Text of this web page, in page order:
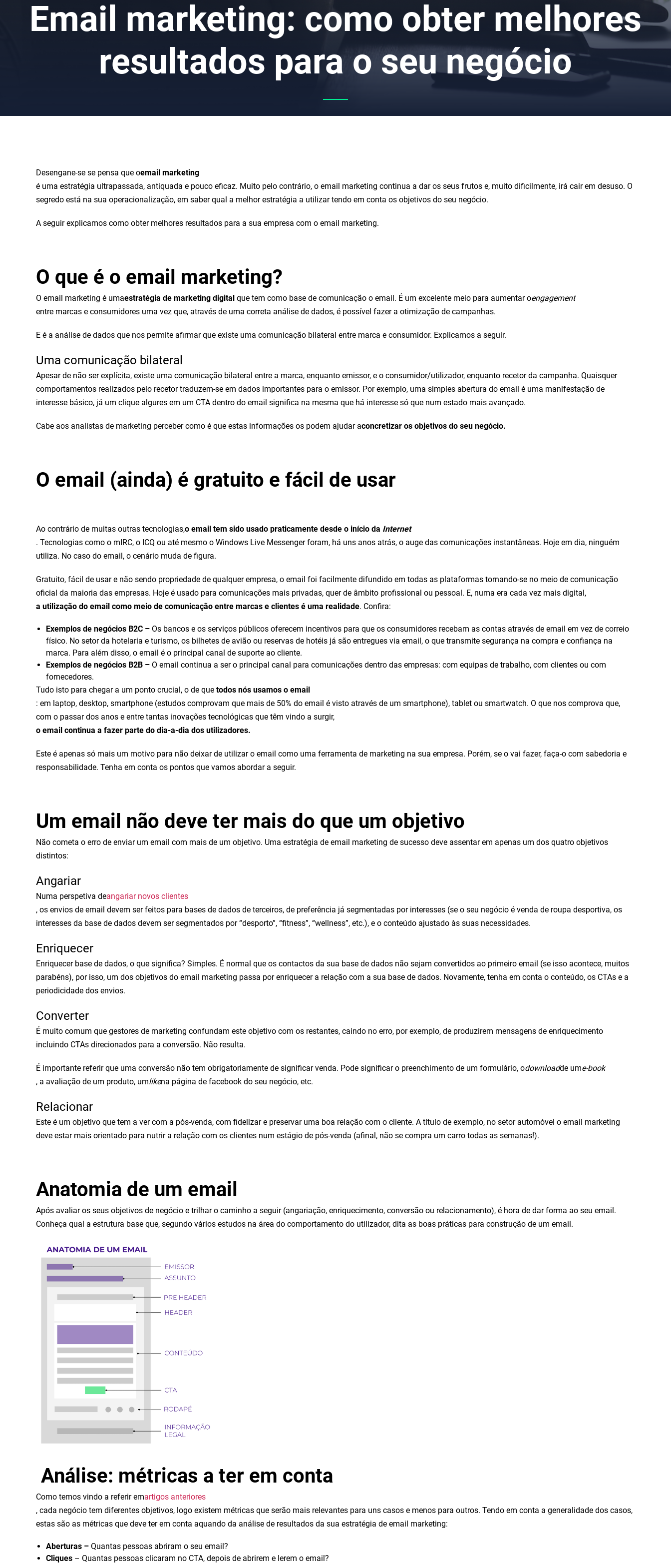
Email marketing: como obter melhores
resultados para o seu negócio
Desengane-se se pensa que oemail marketing
é uma estratégia ultrapassada, antiquada e pouco eficaz. Muito pelo contrário, o email marketing continua a dar os seus frutos e, muito dificilmente, irá cair em desuso. O
segredo está na sua operacionalização, em saber qual a melhor estratégia a utilizar tendo em conta os objetivos do seu negócio.
A seguir explicamos como obter melhores resultados para a sua empresa com o email marketing.
O que é o email marketing?
O email marketing é umaestratégia de marketing digital que tem como base de comunicação o email. É um excelente meio para aumentar oengagement
entre marcas e consumidores uma vez que, através de uma correta análise de dados, é possível fazer a otimização de campanhas.
E é a análise de dados que nos permite afirmar que existe uma comunicação bilateral entre marca e consumidor. Explicamos a seguir.
Uma comunicação bilateral
Apesar de não ser explícita, existe uma comunicação bilateral entre a marca, enquanto emissor, e o consumidor/utilizador, enquanto recetor da campanha. Quaisquer
comportamentos realizados pelo recetor traduzem-se em dados importantes para o emissor. Por exemplo, uma simples abertura do email é uma manifestação de
interesse básico, já um clique algures em um CTA dentro do email significa na mesma que há interesse só que num estado mais avançado.
Cabe aos analistas de marketing perceber como é que estas informações os podem ajudar aconcretizar os objetivos do seu negócio.
O email (ainda) é gratuito e fácil de usar
Ao contrário de muitas outras tecnologias,o email tem sido usado praticamente desde o início da Internet
. Tecnologias como o mIRC, o ICQ ou até mesmo o Windows Live Messenger foram, há uns anos atrás, o auge das comunicações instantâneas. Hoje em dia, ninguém
utiliza. No caso do email, o cenário muda de figura.
Gratuito, fácil de usar e não sendo propriedade de qualquer empresa, o email foi facilmente difundido em todas as plataformas tornando-se no meio de comunicação
oficial da maioria das empresas. Hoje é usado para comunicações mais privadas, quer de âmbito profissional ou pessoal. E, numa era cada vez mais digital,
a utilização do email como meio de comunicação entre marcas e clientes é uma realidade. Confira:
Exemplos de negócios B2C – Os bancos e os serviços públicos oferecem incentivos para que os consumidores recebam as contas através de email em vez de correio
físico. No setor da hotelaria e turismo, os bilhetes de avião ou reservas de hotéis já são entregues via email, o que transmite segurança na compra e confiança na
marca. Para além disso, o email é o principal canal de suporte ao cliente.
Exemplos de negócios B2B – O email continua a ser o principal canal para comunicações dentro das empresas: com equipas de trabalho, com clientes ou com
fornecedores.
Tudo isto para chegar a um ponto crucial, o de que todos nós usamos o email
: em laptop, desktop, smartphone (estudos comprovam que mais de 50% do email é visto através de um smartphone), tablet ou smartwatch. O que nos comprova que,
com o passar dos anos e entre tantas inovações tecnológicas que têm vindo a surgir,
o email continua a fazer parte do dia-a-dia dos utilizadores.
Este é apenas só mais um motivo para não deixar de utilizar o email como uma ferramenta de marketing na sua empresa. Porém, se o vai fazer, faça-o com sabedoria e
responsabilidade. Tenha em conta os pontos que vamos abordar a seguir.
Um email não deve ter mais do que um objetivo
Não cometa o erro de enviar um email com mais de um objetivo. Uma estratégia de email marketing de sucesso deve assentar em apenas um dos quatro objetivos
distintos:
Angariar
Numa perspetiva deangariar novos clientes
, os envios de email devem ser feitos para bases de dados de terceiros, de preferência já segmentadas por interesses (se o seu negócio é venda de roupa desportiva, os
interesses da base de dados devem ser segmentados por “desporto”, “fitness”, “wellness”, etc.), e o conteúdo ajustado às suas necessidades.
Enriquecer
Enriquecer base de dados, o que significa? Simples. É normal que os contactos da sua base de dados não sejam convertidos ao primeiro email (se isso acontece, muitos
parabéns), por isso, um dos objetivos do email marketing passa por enriquecer a relação com a sua base de dados. Novamente, tenha em conta o conteúdo, os CTAs e a
periodicidade dos envios.
Converter
É muito comum que gestores de marketing confundam este objetivo com os restantes, caindo no erro, por exemplo, de produzirem mensagens de enriquecimento
incluindo CTAs direcionados para a conversão. Não resulta.
É importante referir que uma conversão não tem obrigatoriamente de significar venda. Pode significar o preenchimento de um formulário, odownloadde ume-book
, a avaliação de um produto, umlikena página de facebook do seu negócio, etc.
Relacionar
Este é um objetivo que tem a ver com a pós-venda, com fidelizar e preservar uma boa relação com o cliente. A título de exemplo, no setor automóvel o email marketing
deve estar mais orientado para nutrir a relação com os clientes num estágio de pós-venda (afinal, não se compra um carro todas as semanas!).
Anatomia de um email
Após avaliar os seus objetivos de negócio e trilhar o caminho a seguir (angariação, enriquecimento, conversão ou relacionamento), é hora de dar forma ao seu email.
Conheça qual a estrutura base que, segundo vários estudos na área do comportamento do utilizador, dita as boas práticas para construção de um email.
Análise: métricas a ter em conta
Como temos vindo a referir emartigos anteriores
, cada negócio tem diferentes objetivos, logo existem métricas que serão mais relevantes para uns casos e menos para outros. Tendo em conta a generalidade dos casos,
estas são as métricas que deve ter em conta aquando da análise de resultados da sua estratégia de email marketing:
Aberturas – Quantas pessoas abriram o seu email?
Cliques – Quantas pessoas clicaram no CTA, depois de abrirem e lerem o email?